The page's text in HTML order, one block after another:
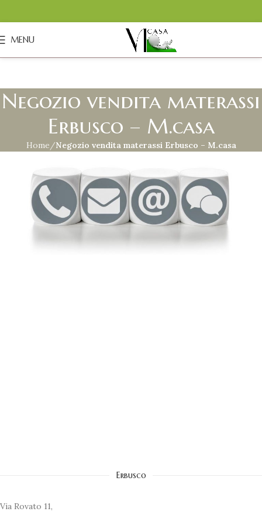
MENU
Negozio vendita materassi
Erbusco – M.casa
Home Negozio vendita materassi Erbusco – M.casa
Erbusco
Via Rovato 11,